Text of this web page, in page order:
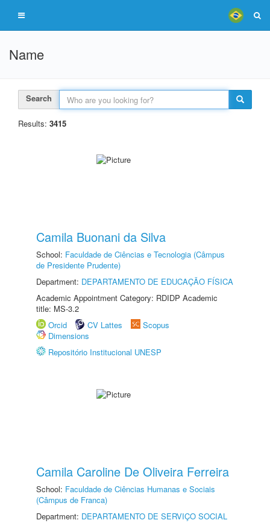
Name
Search
Results: 3415
Camila Buonani da Silva
School: Faculdade de Ciências e Tecnologia (Câmpus
de Presidente Prudente)
Department: DEPARTAMENTO DE EDUCAÇÃO FÍSICA
Academic Appointment Category: RDIDP Academic
title: MS-3.2
Orcid
CV Lattes
Scopus
Dimensions
Repositório Institucional UNESP
Camila Caroline De Oliveira Ferreira
School: Faculdade de Ciências Humanas e Sociais
(Câmpus de Franca)
Department: DEPARTAMENTO DE SERVIÇO SOCIAL